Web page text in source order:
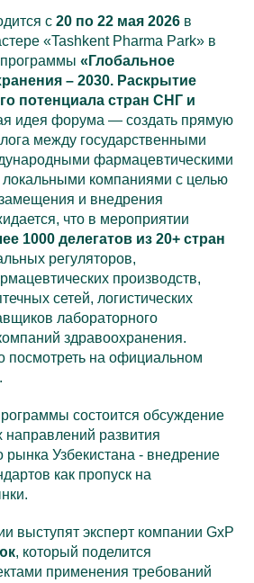
с 20 по 22 мая 2026 в
«Tashkent Pharma Park» в
«Глобальное
– 2030. Раскрытие
потенциала стран СНГ и
идея форума — создать прямую
между государственными
фармацевтическими
локальными компаниями с целью
и внедрения
что в мероприятии
1000 делегатов из 20+ стран
регуляторов,
производств,
сетей, логистических
лабораторного
здравоохранения.
посмотреть на официальном
состоится обсуждение
направлений развития
рынка Узбекистана - внедрение
как пропуск на
выступят эксперт компании GxP
, который поделится
применения требований